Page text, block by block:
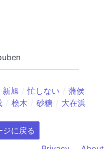
新旭 忙しない
藩侯
桧木 砂糖 大在浜
ジに戻る